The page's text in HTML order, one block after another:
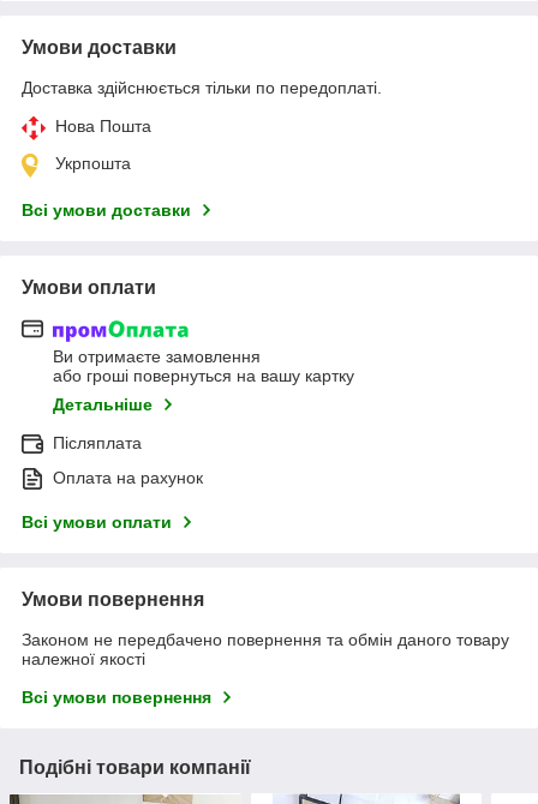
Умови доставки
Доставка здійснюється тільки по передоплаті.
Нова Пошта
Укрпошта
Всі умови доставки
Умови оплати
Ви отримаєте замовлення
або гроші повернуться на вашу картку
Детальніше
Післяплата
Оплата на рахунок
Всі умови оплати
Умови повернення
Законом не передбачено повернення та обмін даного товару
належної якості
Всі умови повернення
Подібні товари компанії